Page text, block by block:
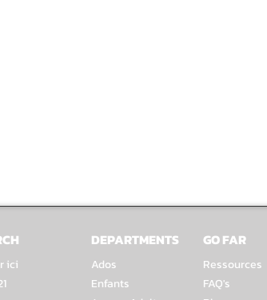
ici
DEPARTMENTS GO FAR
Ados
Enfants
Ressources
FAQ's